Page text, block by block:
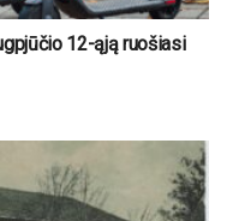
12-ąją ruošiasi